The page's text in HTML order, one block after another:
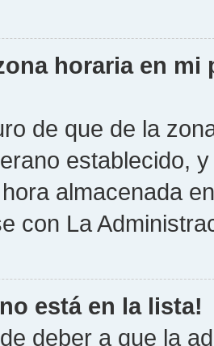
horaria en
de que de la
establecido,
almacenada
con La
está en la lista!
deber a que la